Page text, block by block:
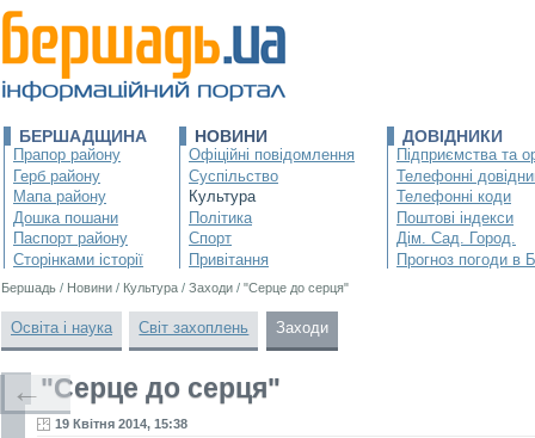
БЕРШАДЩИНА
Прапор району
Герб району
Мапа району
Дошка пошани
Паспорт району
Сторінками історії
НОВИНИ
Офіційні повідомлення
Суспільство
Культура
Політика
Спорт
Привітання
ДОВІДНИКИ
Підприємства та
Телефонні
Телефонні коди
Поштові індекси
Дім. Сад. Город.
Прогноз погоди в
Бершадь / Новини / Культура / Заходи / "Серце до серця"
Освіта і наука Світ захоплень Заходи
"Серце до серця"
19 Квітня 2014, 15:38
←